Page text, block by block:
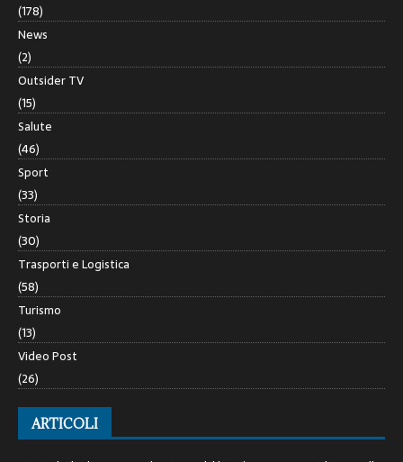
(178)
News
(2)
Outsider TV
(15)
Salute
(46)
Sport
(33)
Storia
(30)
Trasporti e Logistica
(58)
Turismo
(13)
Video Post
(26)
ARTICOLI